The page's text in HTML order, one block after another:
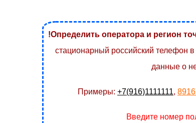
!Определить оператора и регион
стационарный российский телефон
данные о
Примеры: +7(916)1111111,
Введите номер